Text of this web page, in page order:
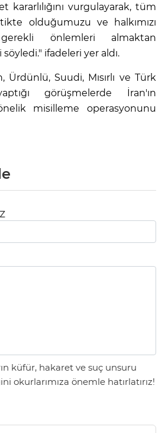
kararlılığını vurgulayarak, tüm
olduğumuzu ve halkımızı
önlemleri almaktan
ifadeleri yer aldı.
Ürdünlü, Suudi, Mısırlı ve Türk
görüşmelerde İran'ın
misilleme operasyonunu
küfür, hakaret ve suç unsuru
okurlarımıza önemle hatırlatırız!